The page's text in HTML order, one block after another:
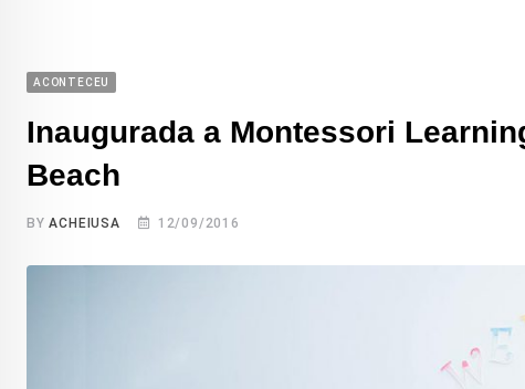
ACONTECEU
Inaugurada a Montessori
Beach
BYACHEIUSA 12/09/2016